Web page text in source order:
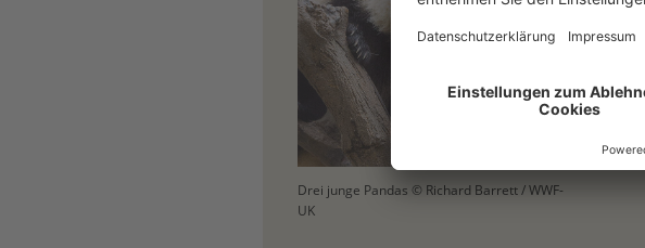
Drei junge Pandas © Richard Barrett / WWF-
UK